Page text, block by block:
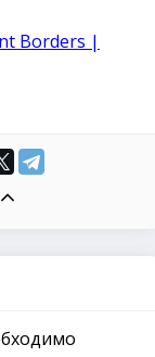
Borders |